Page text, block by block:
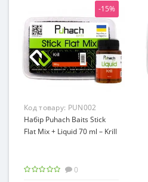
-15%
Код товару: PUN002
Набір Puhach Baits Stick
Flat Mix + Liquid 70 ml – Krill
0